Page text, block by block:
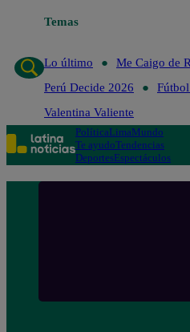
Temas
Lo último
Me Caigo de
Perú Decide 2026
Valentina Valiente
PolíticaLimaMundo
Te ayudoTendencias
DeportesEspectáculos